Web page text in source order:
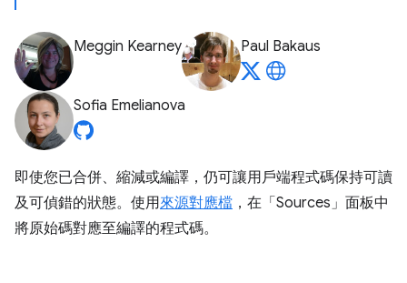
Meggin Kearney Paul Bakaus
Sofia Emelianova
即使您已合併、縮減或編譯，仍可讓用戶端程式碼保持可讀
及可偵錯的狀態。使用來源對應檔 ，在「Sources」 面板中
將原始碼對應至編譯的程式碼。